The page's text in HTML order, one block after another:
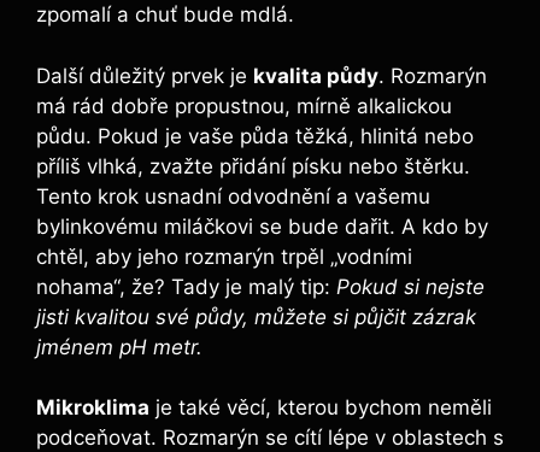
zpomalí a chuť bude mdlá.
Další důležitý ‍prvek je kvalita půdy. Rozmarýn
má rád dobře propustnou, mírně alkalickou
⁤půdu. Pokud je vaše⁣ půda těžká, hlinitá nebo
příliš vlhká, zvažte ‌přidání písku nebo štěrku.
Tento⁤ krok ⁢usnadní‌ odvodnění a vašemu
bylinkovému miláčkovi se bude⁢ dařit. A kdo by
⁤chtěl, aby jeho rozmarýn trpěl „vodními
nohama“, že? Tady je malý tip: Pokud si ‍nejste
jisti kvalitou ⁤své půdy, můžete si půjčit zázrak
jménem pH metr.
Mikroklima je také ‍věcí, kterou bychom ⁣neměli
podceňovat. Rozmarýn​ se cítí lépe⁤ v‍ oblastech s